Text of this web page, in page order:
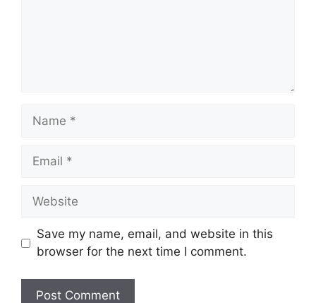
Name
Email
Website
Save my name, email, and website in this
browser for the next time I comment.